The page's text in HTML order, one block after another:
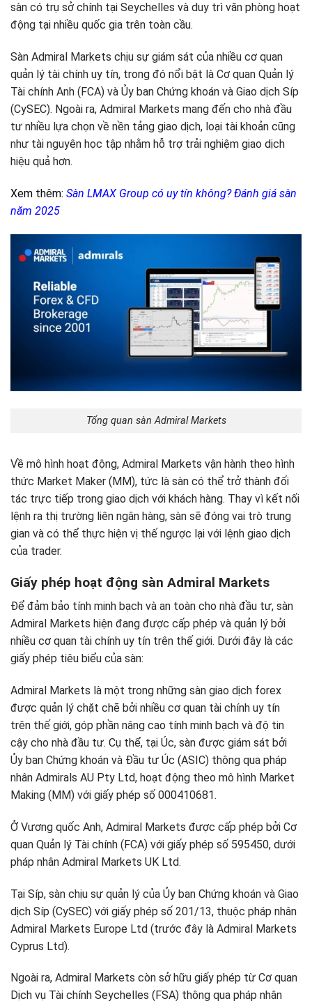
sàn có trụ sở chính tại Seychelles và duy trì văn phòng hoạt
động tại nhiều quốc gia trên toàn cầu.
Sàn Admiral Markets chịu sự giám sát của nhiều cơ quan
quản lý tài chính uy tín, trong đó nổi bật là Cơ quan Quản lý
Tài chính Anh (FCA) và Ủy ban Chứng khoán và Giao dịch Síp
(CySEC). Ngoài ra, Admiral Markets mang đến cho nhà đầu
tư nhiều lựa chọn về nền tảng giao dịch, loại tài khoản cũng
như tài nguyên học tập nhằm hỗ trợ trải nghiệm giao dịch
hiệu quả hơn.
Xem thêm: Sàn LMAX Group có uy tín không? Đánh giá sàn
năm 2025
Tổng quan sàn Admiral Markets
Về mô hình hoạt động, Admiral Markets vận hành theo hình
thức Market Maker (MM), tức là sàn có thể trở thành đối
tác trực tiếp trong giao dịch với khách hàng. Thay vì kết nối
lệnh ra thị trường liên ngân hàng, sàn sẽ đóng vai trò trung
gian và có thể thực hiện vị thế ngược lại với lệnh giao dịch
của trader.
Giấy phép hoạt động sàn Admiral Markets
Để đảm bảo tính minh bạch và an toàn cho nhà đầu tư, sàn
Admiral Markets hiện đang được cấp phép và quản lý bởi
nhiều cơ quan tài chính uy tín trên thế giới. Dưới đây là các
giấy phép tiêu biểu của sàn:
Admiral Markets là một trong những sàn giao dịch forex
được quản lý chặt chẽ bởi nhiều cơ quan tài chính uy tín
trên thế giới, góp phần nâng cao tính minh bạch và độ tin
cậy cho nhà đầu tư. Cụ thể, tại Úc, sàn được giám sát bởi
Ủy ban Chứng khoán và Đầu tư Úc (ASIC) thông qua pháp
nhân Admirals AU Pty Ltd, hoạt động theo mô hình Market
Making (MM) với giấy phép số 000410681.
Ở Vương quốc Anh, Admiral Markets được cấp phép bởi Cơ
quan Quản lý Tài chính (FCA) với giấy phép số 595450, dưới
pháp nhân Admiral Markets UK Ltd.
Tại Síp, sàn chịu sự quản lý của Ủy ban Chứng khoán và Giao
dịch Síp (CySEC) với giấy phép số 201/13, thuộc pháp nhân
Admiral Markets Europe Ltd (trước đây là Admiral Markets
Cyprus Ltd).
Ngoài ra, Admiral Markets còn sở hữu giấy phép từ Cơ quan
Dịch vụ Tài chính Seychelles (FSA) thông qua pháp nhân